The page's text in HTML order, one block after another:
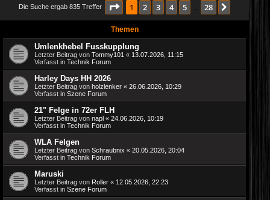
Die Suche ergab 835 Treffer Seite 1von 28
1 2 3 4 5 28
Themen
Umlenkhebel Fusskupplung
Letzter Beitrag von Tommy101 « 13.07.2026, 11:15
Verfasst in Technik Forum
Harley Days HH 2026
Letzter Beitrag von holzlenker « 26.06.2026, 10:29
Verfasst in Szene Forum
21" Felge in 72er FLH
Letzter Beitrag von napl « 24.06.2026, 10:19
Verfasst in Technik Forum
WLA Felgen
Letzter Beitrag von Schraubnix « 20.05.2026, 20:04
Verfasst in Technik Forum
Maruski
Letzter Beitrag von Roller « 12.05.2026, 22:23
Verfasst in Szene Forum